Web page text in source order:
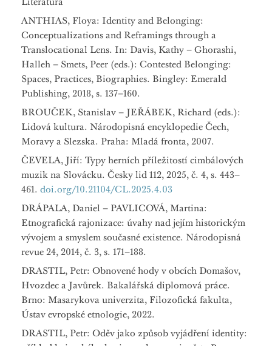
ANTHIAS, Floya: Identity and Belonging:
Conceptualizations and Reframings through a
Translocational Lens. In: Davis, Kathy – Ghorashi,
Halleh – Smets, Peer (eds.): Contested Belonging:
Spaces, Practices, Biographies. Bingley: Emerald
Publishing, 2018, s. 137–160.
BROUČEK, Stanislav – JEŘÁBEK, Richard (eds.):
Lidová kultura. Národopisná encyklopedie Čech,
Moravy a Slezska. Praha: Mladá fronta, 2007.
ČEVELA, Jiří: Typy herních příležitostí cimbálových
muzik na Slovácku. Česky lid 112, 2025, č. 4, s. 443–
461. doi.org/10.21104/CL.2025.4.03
DRÁPALA, Daniel – PAVLICOVÁ, Martina:
Etnografická rajonizace: úvahy nad jejím historickým
vývojem a smyslem současné existence. Národopisná
revue 24, 2014, č. 3, s. 171–188.
DRASTIL, Petr: Obnovené hody v obcích Domašov,
Hvozdec a Javůrek. Bakalářská diplomová práce.
Brno: Masarykova univerzita, Filozofická fakulta,
Ústav evropské etnologie, 2022.
DRASTIL, Petr: Oděv jako způsob vyjádření identity: